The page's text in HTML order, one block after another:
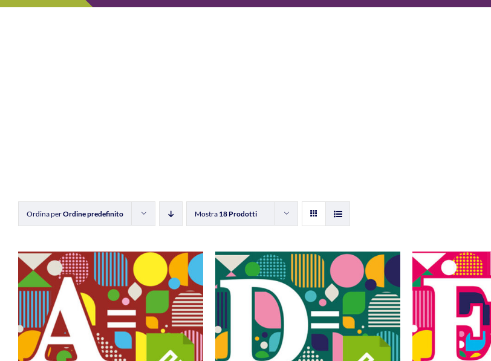
Ordina perOrdine predefinito Mostra 18 Prodotti